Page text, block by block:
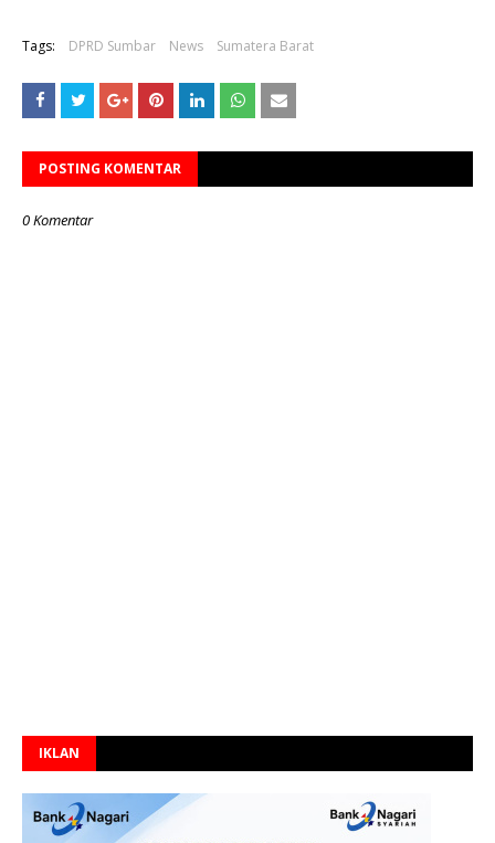
Tags: DPRD Sumbar News Sumatera Barat
POSTING KOMENTAR
0 Komentar
IKLAN